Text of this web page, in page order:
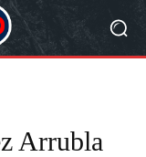
Arrubla